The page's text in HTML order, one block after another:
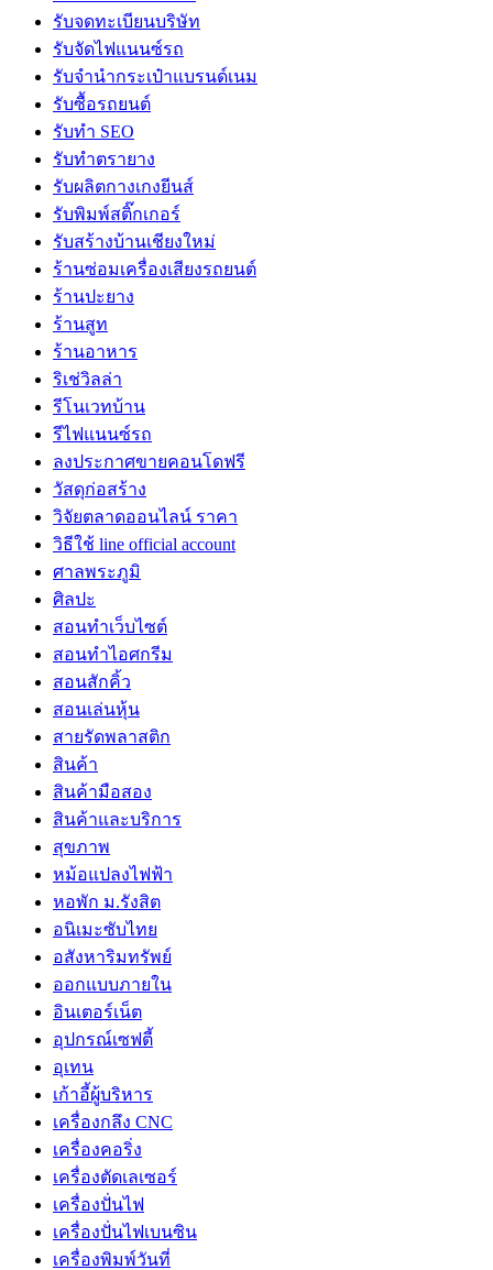
รับจดทะเบียนบริษัท
รับจัดไฟแนนซ์รถ
รับจำนำกระเป๋าแบรนด์เนม
รับซื้อรถยนต์
รับทำ SEO
รับทำตรายาง
รับผลิตกางเกงยีนส์
รับพิมพ์สติ๊กเกอร์
รับสร้างบ้านเชียงใหม่
ร้านซ่อมเครื่องเสียงรถยนต์
ร้านปะยาง
ร้านสูท
ร้านอาหาร
ริเช่วิลล่า
รีโนเวทบ้าน
รีไฟแนนซ์รถ
ลงประกาศขายคอนโดฟรี
วัสดุก่อสร้าง
วิจัยตลาดออนไลน์ ราคา
วิธีใช้ line official account
ศาลพระภูมิ
ศิลปะ
สอนทำเว็บไซต์
สอนทำไอศกรีม
สอนสักคิ้ว
สอนเล่นหุ้น
สายรัดพลาสติก
สินค้า
สินค้ามือสอง
สินค้าและบริการ
สุขภาพ
หม้อแปลงไฟฟ้า
หอพัก ม.รังสิต
อนิเมะซับไทย
อสังหาริมทรัพย์
ออกแบบภายใน
อินเตอร์เน็ต
อุปกรณ์เซฟตี้
อุเทน
เก้าอี้ผู้บริหาร
เครื่องกลึง CNC
เครื่องคอริ่ง
เครื่องตัดเลเซอร์
เครื่องปั่นไฟ
เครื่องปั่นไฟเบนซิน
เครื่องพิมพ์วันที่